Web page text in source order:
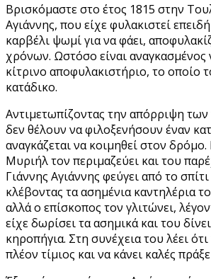
Βρισκόμαστε στο έτος 1815 στην
Αγιάννης, που είχε φυλακιστεί
καρβέλι ψωμί για να φάει,
χρόνων. Ωστόσο είναι αναγκασμένος
κίτρινο αποφυλακιστήριο, το οποίο
κατάδικο.
Αντιμετωπίζοντας την απόρριψη
δεν θέλουν να φιλοξενήσουν έναν
αναγκάζεται να κοιμηθεί στον
Μυριήλ τον περιμαζεύει και του
Γιάννης Αγιάννης φεύγει από το
κλέβοντας τα ασημένια καντηλέρια
αλλά ο επίσκοπος τον γλιτώνει,
είχε δωρίσει τα ασημικά και του
κηροπήγια. Στη συνέχεια του λέει ότι
πλέον τίμιος και να κάνει καλές